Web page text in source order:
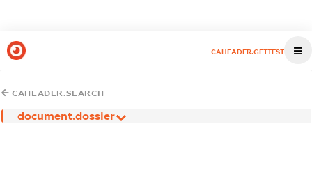
CAHEADER.GETTEST
CAHEADER.SEARCH
document.dossier